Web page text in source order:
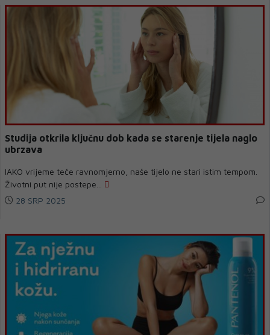
Studija otkrila ključnu dob kada se starenje tijela naglo
ubrzava
IAKO vrijeme teče ravnomjerno, naše tijelo ne stari istim tempom.
Životni put nije postepe...
28 SRP 2025